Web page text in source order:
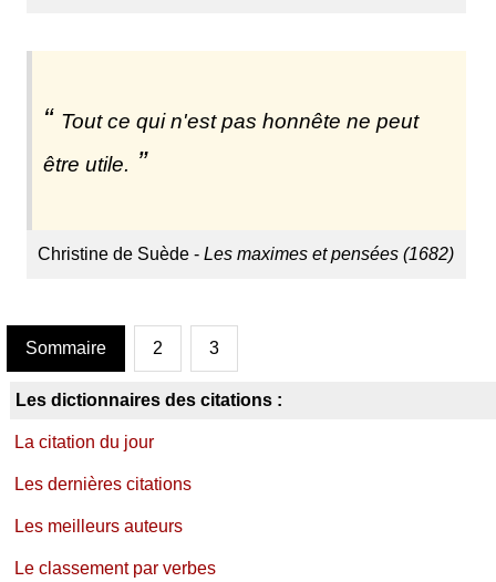
Tout ce qui n'est pas honnête ne peut
être utile.
Christine de Suède -Les maximes et pensées (1682)
Sommaire 2 3
Les dictionnaires des citations :
La citation du jour
Les dernières citations
Les meilleurs auteurs
Le classement par verbes